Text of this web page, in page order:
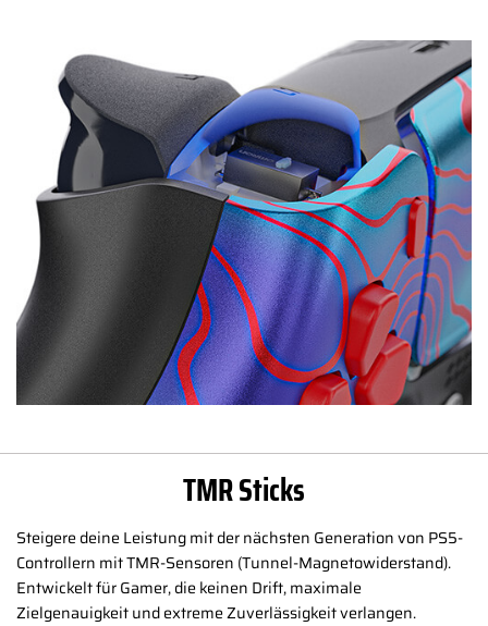
TMR Sticks
Steigere deine Leistung mit der nächsten Generation von PS5-
Controllern mit TMR-Sensoren (Tunnel-Magnetowiderstand).
Entwickelt für Gamer, die keinen Drift, maximale
Zielgenauigkeit und extreme Zuverlässigkeit verlangen.